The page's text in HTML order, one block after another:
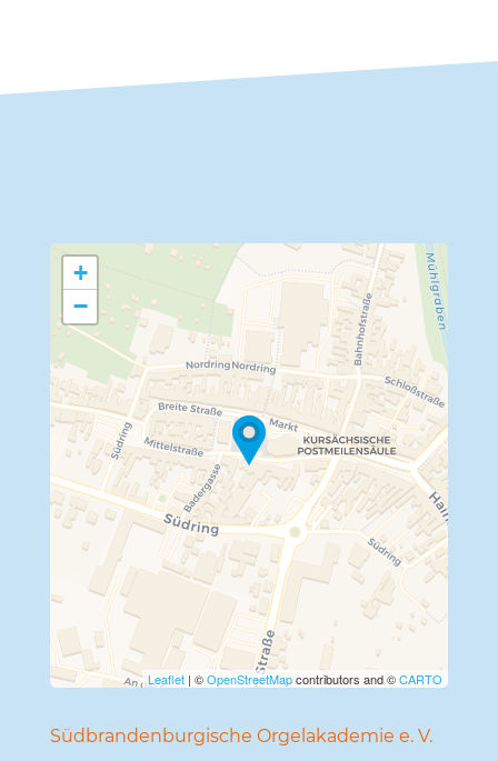
Travelers' Map wird geladen …
Wenn du dies siehst, nachdem
deine Seite vollständig geladen
wurde, fehlen leafletJS-Dateien.
+
−
Leaflet | ©OpenStreetMapcontributors and ©CARTO
Südbran­den­bur­gi­sche Orgel­aka­demie e. V.